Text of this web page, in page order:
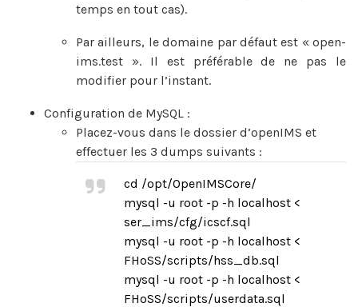
temps en tout cas).
Par ailleurs, le domaine par défaut est « open-
ims.test ». Il est préférable de ne pas le
modifier pour l’instant.
Configuration de MySQL :
Placez-vous dans le dossier d’openIMS et
effectuer les 3 dumps suivants :
cd /opt/OpenIMSCore/
mysql -u root -p -h localhost <
ser_ims/cfg/icscf.sql
mysql -u root -p -h localhost <
FHoSS/scripts/hss_db.sql
mysql -u root -p -h localhost <
FHoSS/scripts/userdata.sql